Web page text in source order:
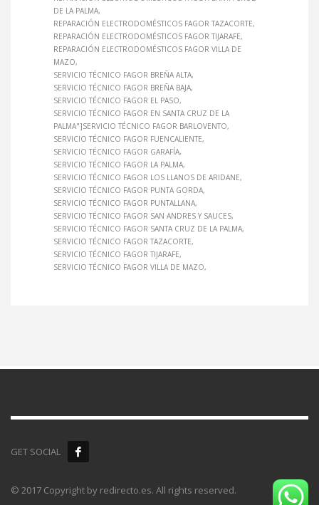
DE LA PALMA
REPARACIÓN ELECTRODOMÉSTICOS FAGOR TAZACORTE
REPARACIÓN ELECTRODOMÉSTICOS FAGOR TIJARAFE
REPARACIÓN ELECTRODOMÉSTICOS FAGOR VILLA DE
MAZO
SERVICIO TÉCNICO FAGOR BREÑA ALTA
SERVICIO TÉCNICO FAGOR BREÑA BAJA
SERVICIO TÉCNICO FAGOR EL PASO
SERVICIO TÉCNICO FAGOR EN SANTA CRUZ DE LA
PALMA"]SERVICIO TÉCNICO FAGOR BARLOVENTO
SERVICIO TÉCNICO FAGOR FUENCALIENTE
SERVICIO TÉCNICO FAGOR GARAFÍA
SERVICIO TÉCNICO FAGOR LA PALMA
SERVICIO TÉCNICO FAGOR LOS LLANOS DE ARIDANE
SERVICIO TÉCNICO FAGOR PUNTA GORDA
SERVICIO TÉCNICO FAGOR PUNTALLANA
SERVICIO TÉCNICO FAGOR SAN ANDRES Y SAUCES
SERVICIO TÉCNICO FAGOR SANTA CRUZ DE LA PALMA
SERVICIO TÉCNICO FAGOR TAZACORTE
SERVICIO TÉCNICO FAGOR TIJARAFE
SERVICIO TÉCNICO FAGOR VILLA DE MAZO
GET SOCIAL
© 2017 Copyright by redirecto.es. All rights reserved.